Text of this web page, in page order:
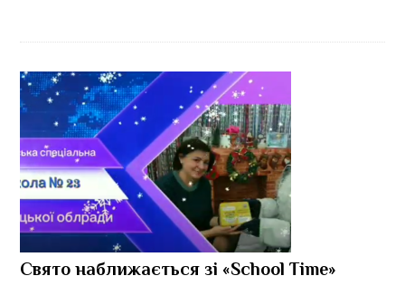
Свято наближається зі «School Тime»